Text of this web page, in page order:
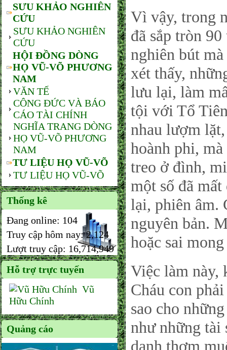
SƯU KHẢO NGHIÊN
CỨU
SƯU KHẢO NGHIÊN
CỨU
HỘI ĐỒNG DÒNG
HỌ VŨ-VÕ PHƯƠNG
NAM
VĂN TẾ
CÔNG ĐỨC VÀ BÁO
CÁO TÀI CHÍNH
NGHĨA TRANG DÒNG
HỌ VŨ-VÕ PHƯƠNG
NAM
TƯ LIỆU HỌ VŨ-VÕ
TƯ LIỆU HỌ VŨ-VÕ
Thống kê
Đang online: 104
Truy cập hôm nay:2,124
Lượt truy cập: 16,714,949
Hỗ trợ trực tuyến
Vũ
Hữu Chính
Quảng cáo
Vì vậy, trong
đã sắp tròn
nghiên bút
xét thấy,
lưu lại, làm
tội với Tổ
nhau lượm
hoành phi,
treo ở đình,
một số đã
lại, phiên âm.
nguyên bản.
hoặc sai
Việc làm này,
Cháu con
sao cho
như những tài
danh thơm